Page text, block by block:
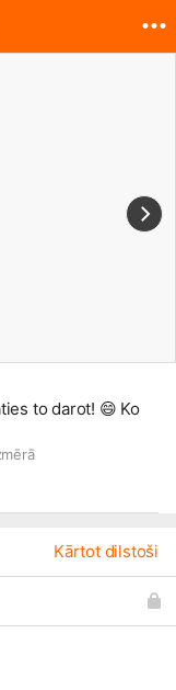
to darot! 😄 Ko
Kārtot dilstoši